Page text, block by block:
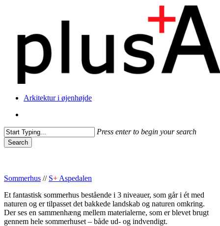
content
Menu
Arkitektur i øjenhøjde
Press enter to begin your search
Search
Sommerhus // S+ Aspedalen
Et fantastisk sommerhus bestående i 3 niveauer, som går i ét med
naturen og er tilpasset det bakkede landskab og naturen omkring.
Der ses en sammenhæng mellem materialerne, som er blevet brugt
gennem hele sommerhuset – både ud- og indvendigt.